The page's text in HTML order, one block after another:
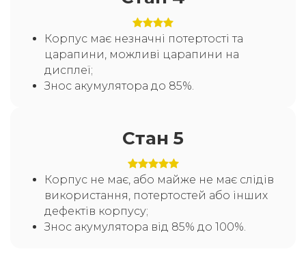
Корпус має незначні потертості та
царапини, можливі царапини на
дисплеї;
Знос акумулятора до 85%.
Стан 5
Корпус не має, або майже не має слідів
використання, потертостей або інших
дефектів корпусу;
Знос акумулятора від 85% до 100%.